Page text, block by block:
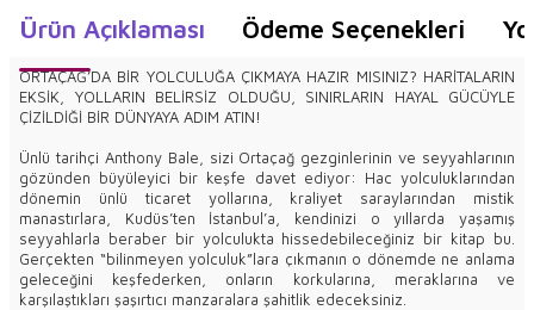
Ürün Açıklaması Ödeme Seçenekleri
ORTAÇAĞ’DA BİR YOLCULUĞA ÇIKMAYA HAZIR MISINIZ? HARİTALARIN
EKSİK, YOLLARIN BELİRSİZ OLDUĞU, SINIRLARIN HAYAL GÜCÜYLE
ÇİZİLDİĞİ BİR DÜNYAYA ADIM ATIN!
Ünlü tarihçi Anthony Bale, sizi Ortaçağ gezginlerinin ve seyyahlarının
gözünden büyüleyici bir keşfe davet ediyor: Hac yolculuklarından
dönemin ünlü ticaret yollarına, kraliyet saraylarından mistik
manastırlara, Kudüs’ten İstanbul’a, kendinizi o yıllarda yaşamış
seyyahlarla beraber bir yolculukta hissedebileceğiniz bir kitap bu.
Gerçekten “bilinmeyen yolculuk”lara çıkmanın o dönemde ne anlama
geleceğini keşfederken, onların korkularına, meraklarına ve
karşılaştıkları şaşırtıcı manzaralara şahitlik edeceksiniz.